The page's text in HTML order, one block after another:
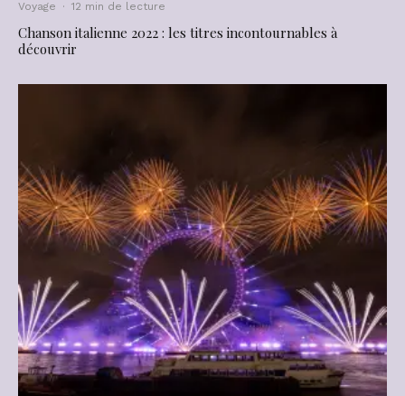
Voyage · 12 min de lecture
Chanson italienne 2022 : les titres incontournables à
découvrir